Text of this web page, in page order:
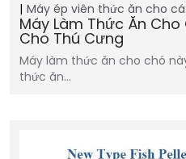
Máy ép viên thức ăn cho cá
Máy Làm Thức Ăn
Cho Thú Cưng
Máy làm thức ăn cho chó
thức ăn…